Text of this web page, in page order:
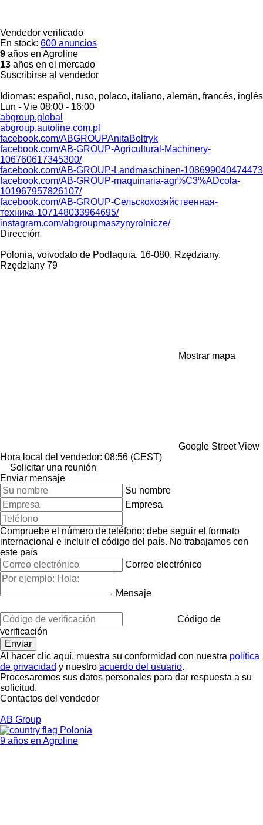
Vendedor verificado
En stock: 600 anuncios
9 años en Agroline
13 años en el mercado
Suscribirse al vendedor
Idiomas: español, ruso, polaco, italiano, alemán, francés, inglés
Lun - Vie 08:00 - 16:00
abgroup.global
abgroup.autoline.com.pl
facebook.com/ABGROUPAnitaBoltryk
facebook.com/AB-GROUP-Agricultural-Machinery-
106760617345300/
facebook.com/AB-GROUP-Landmaschinen-108699040474473
facebook.com/AB-GROUP-maquinaria-agr%C3%ADcola-
101967957826107/
facebook.com/AB-GROUP-Сельскохозяйственная-
техника-107148033964695/
instagram.com/abgroupmaszynyrolnicze/
Dirección
Polonia, voivodato de Podlaquia, 16-080, Rzędziany,
Rzędziany 79
Mostrar mapa
Google Street View
Hora local del vendedor: 08:56 (CEST)
Solicitar una reunión
Enviar mensaje
Su nombre
Empresa
Compruebe el número de teléfono: debe seguir el formato
internacional e incluir el código del país. No trabajamos con
este país
Correo electrónico
Mensaje
Código de
verificación
Al hacer clic aquí, muestra su conformidad con nuestra política
de privacidad y nuestro acuerdo del usuario.
Procesaremos sus datos personales para dar respuesta a su
solicitud.
Contactos del vendedor
AB Group
Polonia
9 años en Agroline